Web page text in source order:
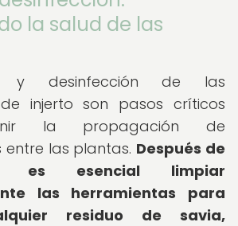
la salud de las
y desinfección de las
injerto son pasos críticos
la propagación de
las plantas. Después de
es esencial limpiar
las herramientas para
residuo de savia,